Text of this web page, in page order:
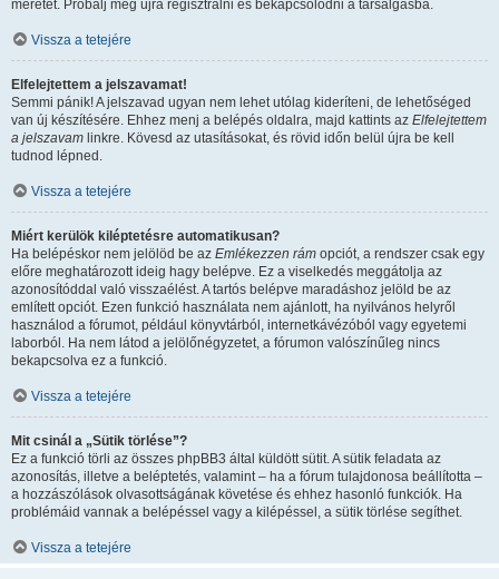
méretét. Próbálj meg újra regisztrálni és bekapcsolódni a társalgásba.
Vissza a tetejére
Elfelejtettem a jelszavamat!
Semmi pánik! A jelszavad ugyan nem lehet utólag kideríteni, de lehetőséged
van új készítésére. Ehhez menj a belépés oldalra, majd kattints az Elfelejtettem
a jelszavam linkre. Kövesd az utasításokat, és rövid időn belül újra be kell
tudnod lépned.
Vissza a tetejére
Miért kerülök kiléptetésre automatikusan?
Ha belépéskor nem jelölöd be az Emlékezzen rám opciót, a rendszer csak egy
előre meghatározott ideig hagy belépve. Ez a viselkedés meggátolja az
azonosítóddal való visszaélést. A tartós belépve maradáshoz jelöld be az
említett opciót. Ezen funkció használata nem ajánlott, ha nyilvános helyről
használod a fórumot, például könyvtárból, internetkávézóból vagy egyetemi
laborból. Ha nem látod a jelölőnégyzetet, a fórumon valószínűleg nincs
bekapcsolva ez a funkció.
Vissza a tetejére
Mit csinál a „Sütik törlése”?
Ez a funkció törli az összes phpBB3 által küldött sütit. A sütik feladata az
azonosítás, illetve a beléptetés, valamint – ha a fórum tulajdonosa beállította –
a hozzászólások olvasottságának követése és ehhez hasonló funkciók. Ha
problémáid vannak a belépéssel vagy a kilépéssel, a sütik törlése segíthet.
Vissza a tetejére